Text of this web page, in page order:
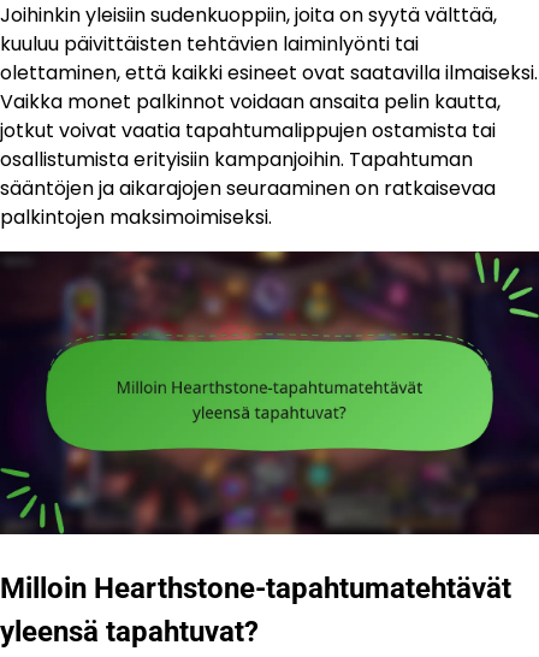
Joihinkin yleisiin sudenkuoppiin, joita on syytä välttää,
kuuluu päivittäisten tehtävien laiminlyönti tai
olettaminen, että kaikki esineet ovat saatavilla ilmaiseksi.
Vaikka monet palkinnot voidaan ansaita pelin kautta,
jotkut voivat vaatia tapahtumalippujen ostamista tai
osallistumista erityisiin kampanjoihin. Tapahtuman
sääntöjen ja aikarajojen seuraaminen on ratkaisevaa
palkintojen maksimoimiseksi.
Milloin Hearthstone-tapahtumatehtävät
yleensä tapahtuvat?